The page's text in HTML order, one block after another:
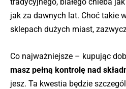
jak za dawnych lat. Choć takie
sklepach dużych miast,
Co najważniejsze – kupując
masz pełną kontrolę nad
jesz. Ta kwestia będzie